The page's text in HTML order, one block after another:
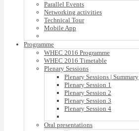
Parallel Events
Networking activities
Technical Tour
Mobile App
Programme
WHEC 2016 Programme
WHEC 2016 Timetable
Plenary Sessions
Plenary Sessions | Summary
Plenary Session 1
Plenary Session 2
Plenary Session 3
Plenary Session 4
Oral presentations